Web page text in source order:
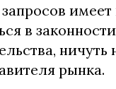
имеет
в законности
ничуть
рынка.